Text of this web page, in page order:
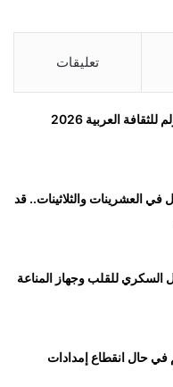
تعليقات
العربية 2026
في العشرينات والثلاثينات.. قد
السكري للقلب وجهاز المناعة
في حال انقطاع إمدادات